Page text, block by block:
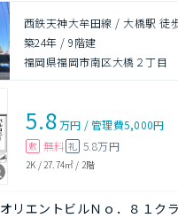
西鉄天神大牟田線 / 大橋駅 徒
築24年 /9階建
福岡県福岡市南区大橋２丁目
5.8万円 /管理費5,000円
敷 無料 礼 5.8万円
2K / 27.74㎡ / 2階
オリエントビルＮｏ．８１ク